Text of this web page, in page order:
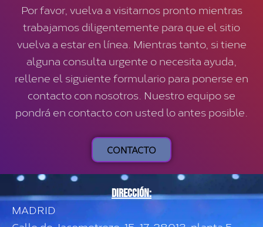
Por favor, vuelva a visitarnos pronto mientras
trabajamos diligentemente para que el sitio
vuelva a estar en línea. Mientras tanto, si tiene
alguna consulta urgente o necesita ayuda,
rellene el siguiente formulario para ponerse en
contacto con nosotros. Nuestro equipo se
pondrá en contacto con usted lo antes posible.
CONTACTO
Dirección:
MADRID